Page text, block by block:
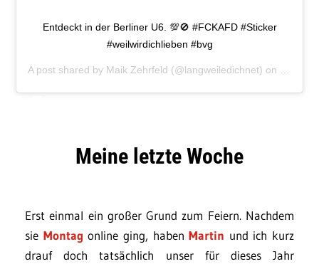
Entdeckt in der Berliner U6. 💯🚫 #FCKAFD #Sticker
#weilwirdichlieben #bvg
A post shared by Maik Zehrfeld (@langweiledichnet) on Dec 3,
Meine letzte Woche
Erst einmal ein großer Grund zum Feiern. Nachdem
sie Montag online ging, habenMartin und ich kurz
drauf doch tatsächlich unser für dieses Jahr